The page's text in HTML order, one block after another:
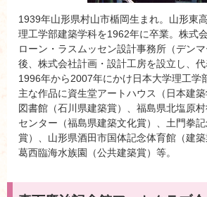
1939年山形県村山市楯岡生まれ。山形東
理工学部建築学科を1962年に卒業。株式
ローン・ラスムッセン設計事務所（デン
後、株式会社計画・設計工房を設立し、代
1996年から2007年にかけ日本大学理工学
主な作品に資生堂アートハウス（日本建
図書館（石川県建築賞）、福島県北塩原
センター（福島県建築文化賞）、土門拳
賞）、山形県酒田市国体記念体育館（建
葛西臨海水族園（公共建築賞）等。